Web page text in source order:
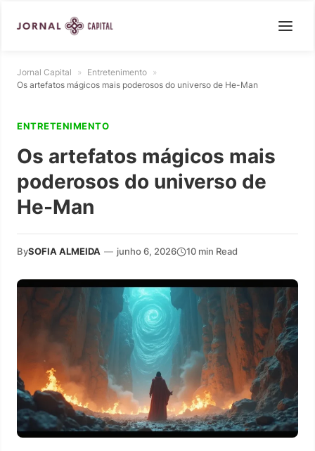
Jornal Capital » Entretenimento »
Os artefatos mágicos mais poderosos do universo de He-Man
ENTRETENIMENTO
Os artefatos mágicos mais
poderosos do universo de
He-Man
BySOFIA ALMEIDA — junho 6, 2026 10 min Read